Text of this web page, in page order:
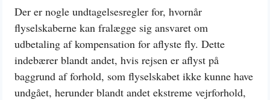
Der er nogle undtagelsesregler for, hvornår
flyselskaberne kan fralægge sig ansvaret om
udbetaling af kompensation for aflyste fly. Dette
indebærer blandt andet, hvis rejsen er aflyst på
baggrund af forhold, som flyselskabet ikke kunne have
undgået, herunder blandt andet ekstreme vejrforhold,